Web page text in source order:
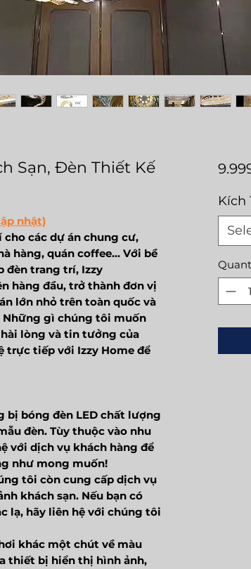
Sạn, Đèn Thiết Kế
nhật)
các dự án chung cư,
hàng, quán coffee... Với bề
đèn trang trí, Izzy
hàng đầu, trở thành đơn vị
lớn nhỏ trên toàn quốc và
Những gì chúng tôi muốn
lòng và tin tưởng của
trực tiếp với Izzy Home để
bị bóng đèn LED chất lượng
đèn. Tùy thuộc vào nhu
với dịch vụ khách hàng để
như mong muốn!
tôi còn cung cấp dịch vụ
khách sạn. Nếu bạn có
lạ, hãy liên hệ với chúng tôi
khác một chút về màu
thiết bị hiển thị hình ảnh,
Kích